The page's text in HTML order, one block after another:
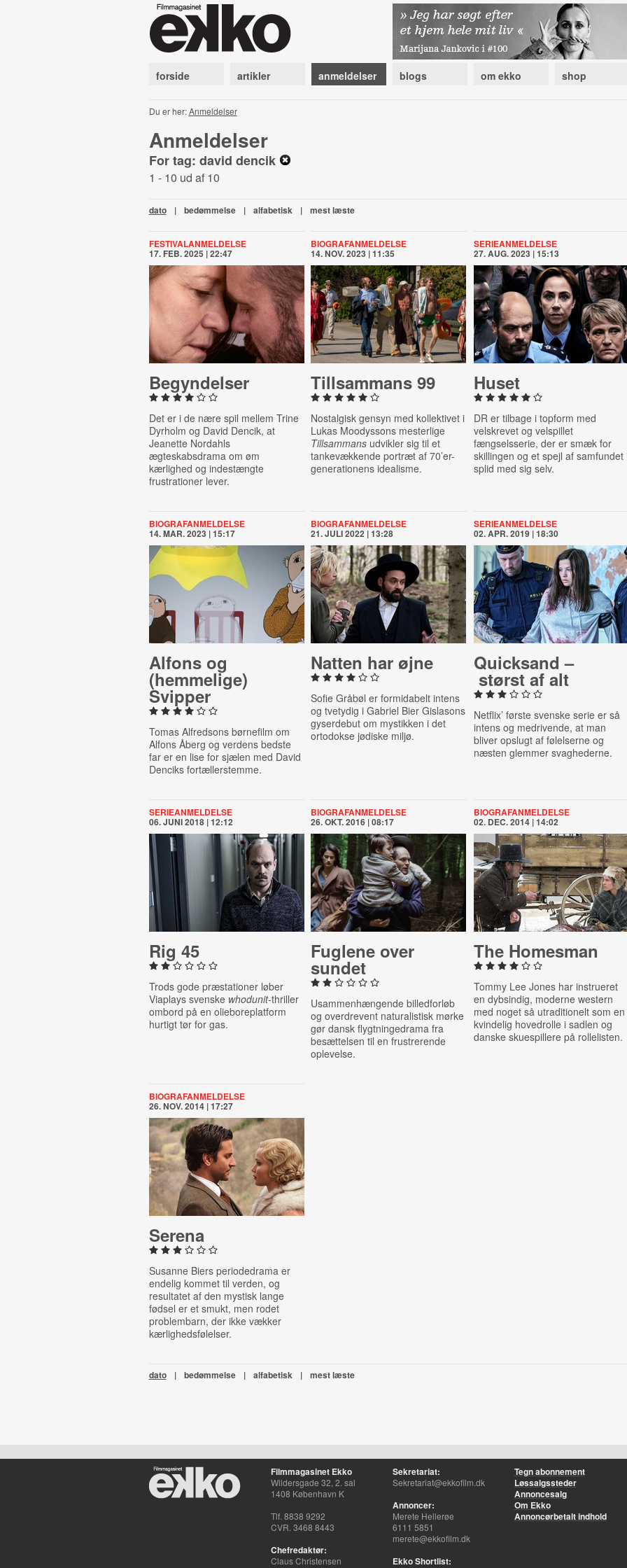
forside artikler anmeldelser blogs om ekko shop
Du er her:Anmeldelser
Anmeldelser
For tag: david dencik
1 - 10 ud af 10
dato | bedømmelse | alfabetisk | mest læste
FESTIVALANMELDELSE
17. FEB. 2025 | 22:47
Be­gyn­del­ser
Det er i de nære spil mellem Trine
Dyrholm og David Dencik, at
Jeanette Nordahls
ægteskabsdrama om øm
kærlighed og indestængte
frustrationer lever.
BIOGRAFANMELDELSE
14. NOV. 2023 | 11:35
Till­sam­mans 99
Nostalgisk gensyn med kollektivet i
Lukas Moodyssons mesterlige
Tillsammans udvikler sig til et
tankevækkende portræt af 70’er-
generationens idealisme.
SERIEANMELDELSE
27. AUG. 2023 | 15:13
Huset
DR er tilbage i topform med
velskrevet og velspillet
fængselsserie, der er smæk for
skillingen og et spejl af samfundet
splid med sig selv.
BIOGRAFANMELDELSE
14. MAR. 2023 | 15:17
Alfons og
(hemmelige)
Svipper
Tomas Alfredsons børnefilm om
Alfons Åberg og verdens bedste
far er en lise for sjælen med David
Denciks fortællerstemme.
BIOGRAFANMELDELSE
21. JULI 2022 | 13:28
Natten har øjne
Sofie Gråbøl er formidabelt intens
og tvetydig i Gabriel Bier Gislasons
gyserdebut om mystikken i det
ortodokse jødiske miljø.
SERIEANMELDELSE
02. APR. 2019 | 18:30
Quicksand –
størst af alt
Netflix’ første svenske serie er så
intens og medrivende, at man
bliver opslugt af følelserne og
næsten glemmer svaghederne.
SERIEANMELDELSE
06. JUNI 2018 | 12:12
Rig 45
Trods gode præstationer løber
Viaplays svenske whodunit-thriller
ombord på en olieboreplatform
hurtigt tør for gas.
BIOGRAFANMELDELSE
26. OKT. 2016 | 08:17
Fuglene over
sundet
Usammenhængende billedforløb
og overdrevent naturalistisk mørke
gør dansk flygtningedrama fra
besættelsen til en frustrerende
oplevelse.
BIOGRAFANMELDELSE
02. DEC. 2014 | 14:02
The Homesman
Tommy Lee Jones har instrueret
en dybsindig, moderne western
med noget så utraditionelt som en
kvindelig hovedrolle i sadlen og
danske skuespillere på rollelisten.
BIOGRAFANMELDELSE
26. NOV. 2014 | 17:27
Serena
Susanne Biers periodedrama er
endelig kommet til verden, og
resultatet af den mystisk lange
fødsel er et smukt, men rodet
problembarn, der ikke vækker
kærlighedsfølelser.
dato | bedømmelse | alfabetisk | mest læste
Filmmagasinet Ekko
Wildersgade 32, 2. sal
1408 København K
Tlf. 8838 9292
CVR. 3468 8443
Chefredaktør:
Claus Christensen
Sekretariat:
Sekretariat@ekkofilm.dk
Annoncer:
Merete Hellerøe
6111 5851
merete@ekkofilm.dk
Ekko Shortlist:
Tegn abonnement
Løssalgssteder
Annoncesalg
Om Ekko
Annoncørbetalt indhold